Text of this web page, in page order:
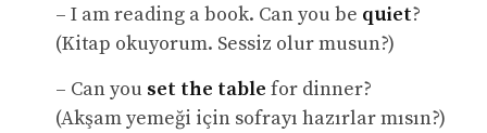
– I am reading a book. Can you be quiet?
(Kitap okuyorum. Sessiz olur musun?)
– Can you set the table for dinner?
(Akşam yemeği için sofrayı hazırlar mısın?)